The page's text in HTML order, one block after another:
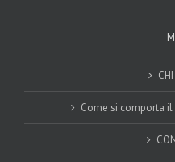
Come si comporta il